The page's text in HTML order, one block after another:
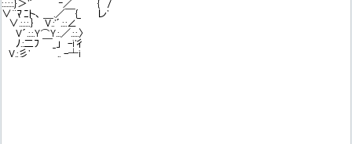
:.:.:.:.}＞'´ ‐／ { /
∨¨ﾏﾆト､ ＿.／￣{_ レ'
∨.:.:.:.｝ V.:'´.:.:∠
V´.:.:.Y⌒Y.:.／.:.:.〉
ﾉ.:二ﾌ ￣_｣ -i'彳
V.:彡' ,. -┴i